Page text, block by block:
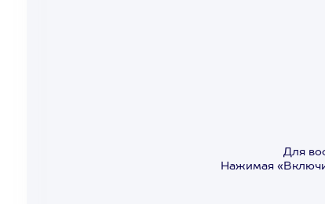
Для
Нажимая